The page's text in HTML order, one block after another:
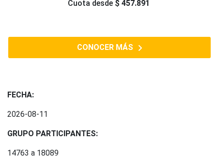
Cuota desde $ 457.891
CONOCER MÁS
FECHA:
2026-08-11
GRUPO PARTICIPANTES:
14763 a 18089